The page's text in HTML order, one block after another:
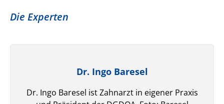
Die Experten
Dr. Ingo Baresel
Dr. Ingo Baresel ist Zahnarzt in eigener Praxis